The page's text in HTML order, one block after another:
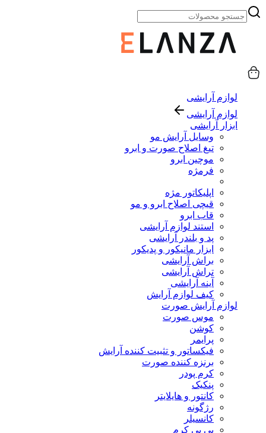
لوازم آرایشی
لوازم آرایشی
ابزار آرایشی
وسایل آرایش مو
تیغ اصلاح صورت و ابرو
موچین ابرو
فرمژه
اپلیکاتور مژه
قیچی اصلاح ابرو و مو
قاب ابرو
استند لوازم آرایشی
پد و بلندر آرایشی
ابزار مانیکور و پدیکور
براش آرایشی
تراش آرایشی
آینه آرایشی
کیف لوازم آرایش
لوازم آرایش صورت
موس صورت
کوشن
پرایمر
فیکساتور و تثبیت کننده آرایش
برنزه کننده صورت
کرم پودر
پنکیک
کانتور و هایلایتر
رژگونه
کانسیلر
بی بی کرم